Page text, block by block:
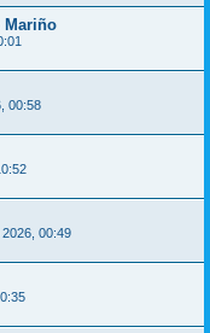
Mariño
00:58
00:49